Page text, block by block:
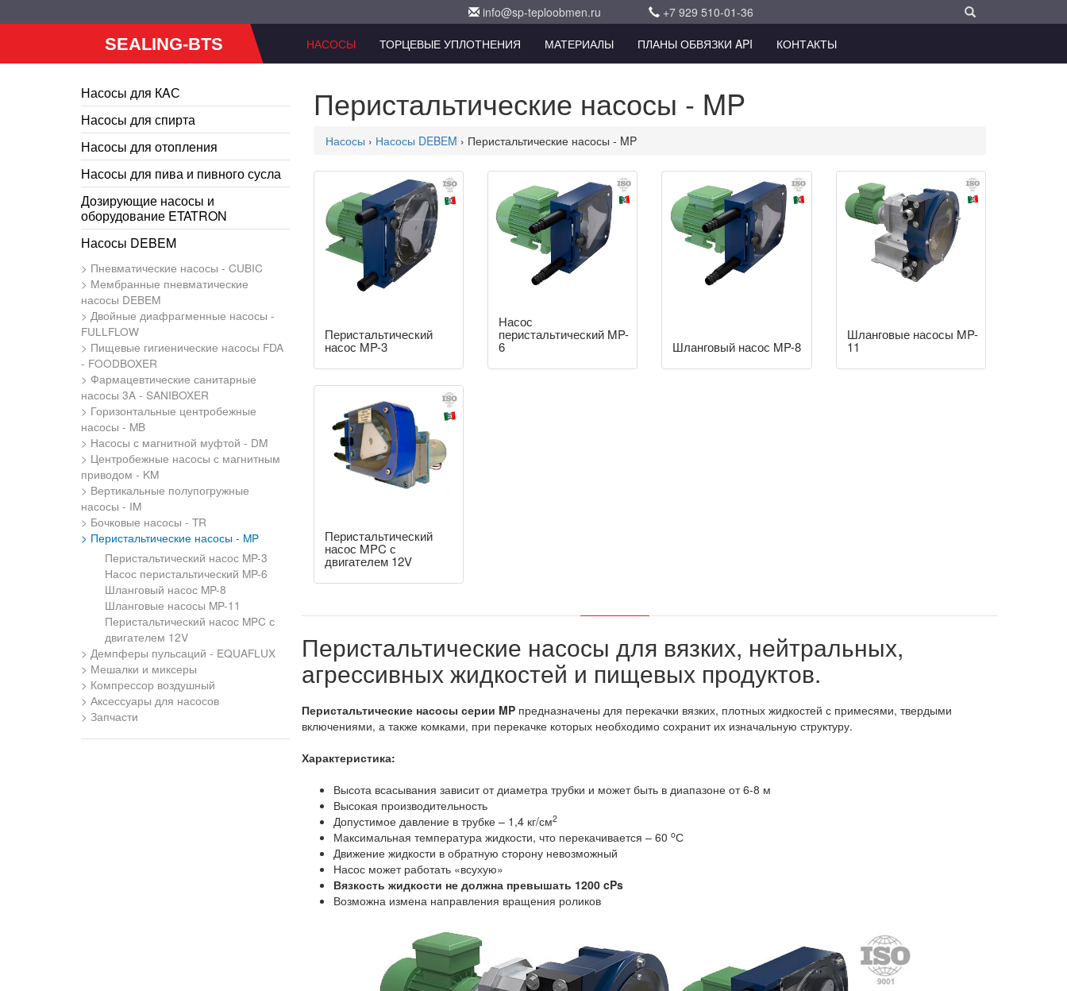
info@sp-teploobmen.ru +7 929 510-01-36
SEALING-BTS НАСОСЫ ТОРЦЕВЫЕ УПЛОТНЕНИЯ МАТЕРИАЛЫ ПЛАНЫ ОБВЯЗКИ API КОНТАКТЫ
Насосы для КAС
Насосы для спирта
Насосы для отопления
Насосы для пива и пивного сусла
Дозирующие насосы и
оборудование ETATRON
Насосы DEBEM
Пневматические насосы - CUBIC
Мембранные пневматические
насосы DEBEM
Двойные диафрагменные насосы -
FULLFLOW
Пищевые гигиенические насосы FDA
- FOODBOXER
Фармацевтические санитарные
насосы 3A - SANIBOXER
Горизонтальные центробежные
насосы - MB
Насосы с магнитной муфтой - DM
Центробежные насосы с магнитным
приводом - KM
Вертикальные полупогружные
насосы - IM
Бочковые насосы - TR
Перистальтические насосы - MP
Перистальтический насос MP-3
Насос перистальтический MP-6
Шланговый насос MP-8
Шланговые насосы MP-11
Перистальтический насос MPC с
двигателем 12V
Демпферы пульсаций - EQUAFLUX
Мешалки и миксеры
Компрессор воздушный
Аксессуары для насосов
Запчасти
Перистальтические насосы - MP
Насосы › Насосы DEBEM › Перистальтические насосы - MP
Перистальтический
насос MP-3
Насос
перистальтический MP-
6 Шланговый насос MP-8
Шланговые насосы MP-
11
Перистальтический
насос MPC с
двигателем 12V
Перистальтические насосы для вязких, нейтральных,
агрессивных жидкостей и пищевых продуктов.
Перистальтические насосы серии MPпредназначены для перекачки вязких, плотных жидкостей с примесями, твердыми
включениями, а также комками, при перекачке которых необходимо сохранит их изначальную структуру.
Характеристика:
Высота всасывания зависит от диаметра трубки и может быть в диапазоне от 6-8 м
Высокая производительность
Допустимое давление в трубке – 1,4 кг/см2
Максимальная температура жидкости, что перекачивается – 60 oС
Движение жидкости в обратную сторону невозможный
Насос может работать «всухую»
Вязкость жидкости не должна превышать 1200 cPs
Возможна измена направления вращения роликов